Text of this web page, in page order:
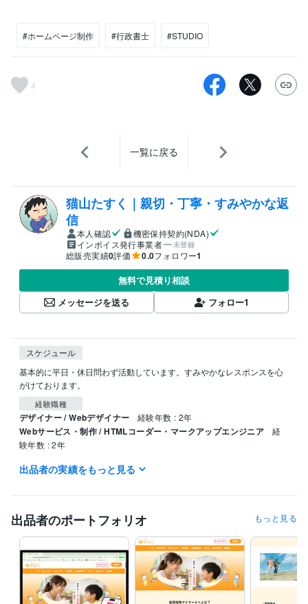
#ホームページ制作 #行政書士 #STUDIO
4
一覧に戻る
猫山たすく｜親切・丁寧・すみやかな返
信
本人確認
機密保持契約(NDA)
インボイス発行事業者
未登録
総販売実績0評価 0.0フォロワー1
無料で見積り相談
メッセージを送る
フォロー1
スケジュール
基本的に平日・休日問わず活動しています。すみやかなレスポンスを心
がけております。
経験職種
デザイナー / Webデザイナー 経験年数 : 2年
Webサービス・制作 / HTMLコーダー・マークアップエンジニア
経
験年数 : 2年
資格・検定
情報セキュリティマネジメント 取得年 : 2021年
保育士
プログラミング言語・フレームワーク
CSS:3年HTML:3年JavaScript:2年
ビジネス・クリエイティブツール
Adobe Photoshop:2年CLIP STUDIO PAINT:2年WordPress:2年
出品者の実績をもっと見る
出品者のポートフォリオ もっと見る